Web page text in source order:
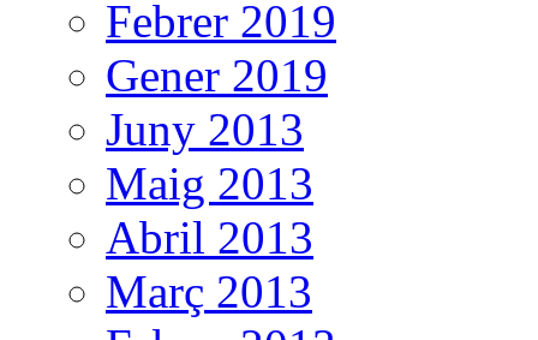
Febrer 2019
Gener 2019
Juny 2013
Maig 2013
Abril 2013
Març 2013